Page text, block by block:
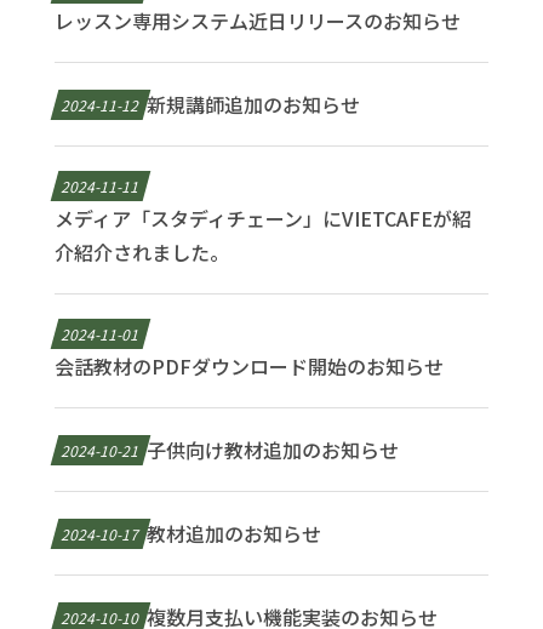
レッスン専用システム近日リリースのお知らせ
2024-11-12 新規講師追加のお知らせ
2024-11-11
メディア「スタディチェーン」にVIETCAFEが紹
介紹介されました。
2024-11-01
会話教材のPDFダウンロード開始のお知らせ
2024-10-21 子供向け教材追加のお知らせ
2024-10-17 教材追加のお知らせ
2024-10-10 複数月支払い機能実装のお知らせ